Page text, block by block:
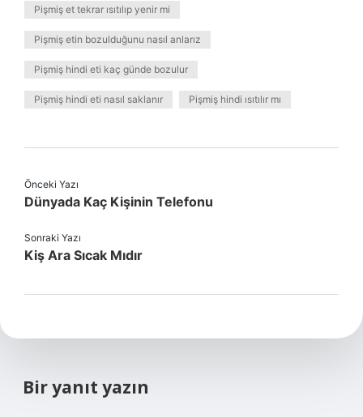
Pişmiş et tekrar ısıtılıp yenir mi
Pişmiş etin bozulduğunu nasıl anlarız
Pişmiş hindi eti kaç günde bozulur
Pişmiş hindi eti nasıl saklanır Pişmiş hindi ısıtılır mı
Önceki Yazı
Dünyada Kaç Kişinin Telefonu
Sonraki Yazı
Kiş Ara Sıcak Mıdır
Bir yanıt yazın